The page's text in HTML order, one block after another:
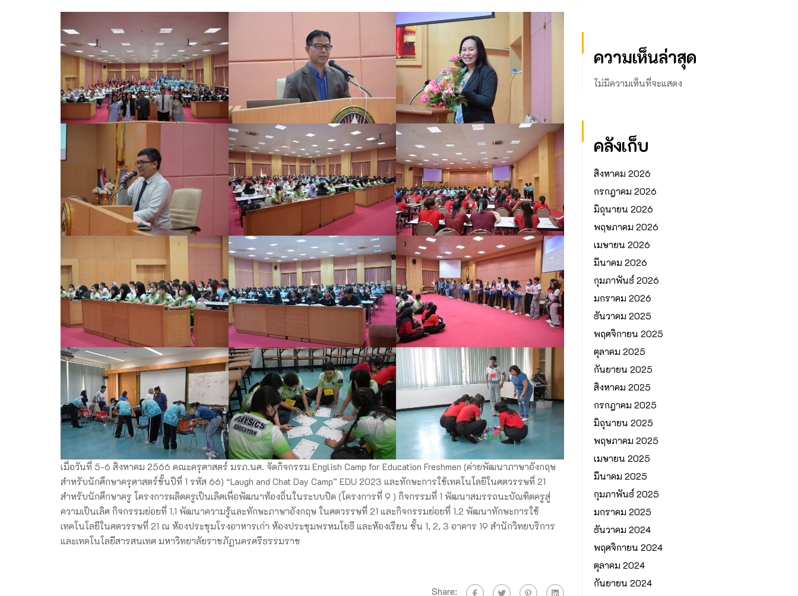
เมื่อวันที่ 5-6 สิงหาคม 2566 คณะครุศาสตร์ มรภ.นศ. จัดกิจกรรม English Camp for Education Freshmen (ค่ายพัฒนาภาษาอังกฤษ
สำหรับนักศึกษาครุศาสตร์ชั้นปีที่ 1 รหัส 66) “Laugh and Chat Day Camp” EDU 2023 และทักษะการใช้เทคโนโลยีในศตวรรษที่ 21
สำหรับนักศึกษาครู โครงการผลิตครูเป็นเลิศเพื่อพัฒนาท้องถิ่นในระบบปิด (โครงการที่ 9 ) กิจกรรมที่ 1 พัฒนาสมรรถนะบัณฑิตครูสู่
ความเป็นเลิศ กิจกรรมย่อยที่ 1.1 พัฒนาความรู้และทักษะภาษาอังกฤษ ในศตวรรษที่ 21 และกิจกรรมย่อยที่ 1.2 พัฒนาทักษะการใช้
เทคโนโลยีในศตวรรษที่ 21 ณ ห้องประชุมโรงอาหารเก่า ห้องประชุมพรหมโยธี และห้องเรียน ชั้น 1, 2, 3 อาคาร 19 สำนักวิทยบริการ
และเทคโนโลยีสารสนเทศ มหาวิทยาลัยราชภัฏนครศรีธรรมราช
Share:
ความเห็นล่าสุด
ไม่มีความเห็นที่จะแสดง
คลังเก็บ
สิงหาคม 2026
กรกฎาคม 2026
มิถุนายน 2026
พฤษภาคม 2026
เมษายน 2026
มีนาคม 2026
กุมภาพันธ์ 2026
มกราคม 2026
ธันวาคม 2025
พฤศจิกายน 2025
ตุลาคม 2025
กันยายน 2025
สิงหาคม 2025
กรกฎาคม 2025
มิถุนายน 2025
พฤษภาคม 2025
เมษายน 2025
มีนาคม 2025
กุมภาพันธ์ 2025
มกราคม 2025
ธันวาคม 2024
พฤศจิกายน 2024
ตุลาคม 2024
กันยายน 2024